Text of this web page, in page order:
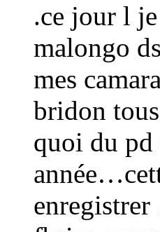
.ce jour l
malongo
mes
bridon
quoi du pd